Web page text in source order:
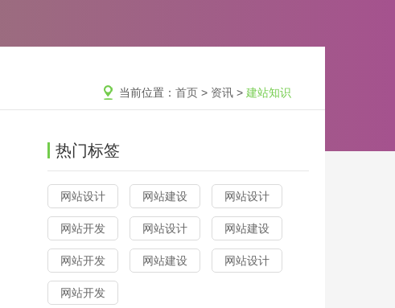
当前位置：首页 > 资讯 >建站知识
热门标签
网站设计 网站建设 网站设计
网站开发 网站设计 网站建设
网站开发 网站建设 网站设计
网站开发